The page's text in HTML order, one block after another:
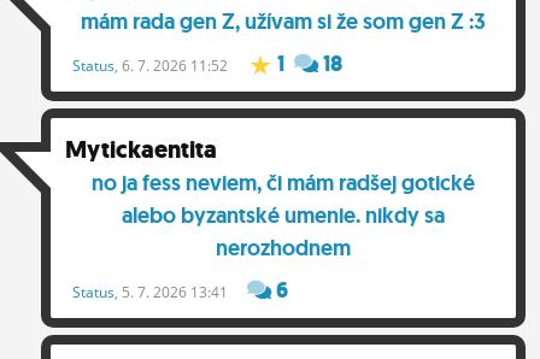
mám rada gen Z, užívam si že som gen Z :3
Status, 6. 7. 2026 11:52 1 18
Mytickaentita
no ja fess neviem, či mám radšej gotické
alebo byzantské umenie. nikdy sa
nerozhodnem
Status, 5. 7. 2026 13:41 6